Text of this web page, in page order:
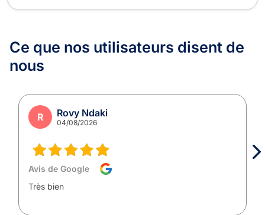
Ce que nos utilisateurs disent de
nous
R Rovy Ndaki
04/08/2026
Avis de Google
Très bien